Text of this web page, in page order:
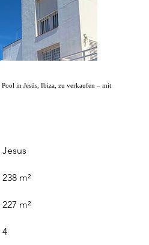
in Jesús, Ibiza, zu verkaufen – mit
Jesus
238 m²
227 m²
4